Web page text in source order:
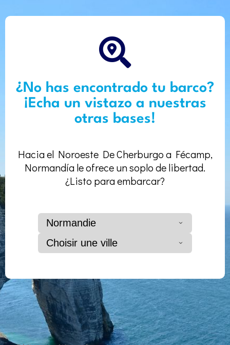
¿No has encontrado tu barco?
¡Echa un vistazo a nuestras
otras bases!
Hacia el Noroeste De Cherburgo a Fécamp,
Normandía le ofrece un soplo de libertad.
¿Listo para embarcar?
Normandie
Choisir une ville